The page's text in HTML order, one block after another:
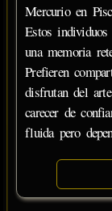
Mercurio en
Estos
una memoria
Prefieren
disfrutan del
carecer de
fluida pero